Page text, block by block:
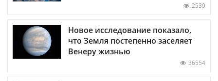
2539
Новое исследование показало,
что Земля постепенно заселяет
Венеру жизнью
36554